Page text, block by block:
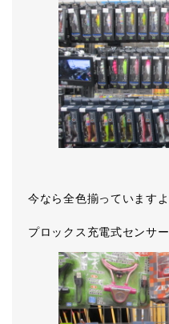
今なら全色揃っていますよ
プロックス充電式センサ